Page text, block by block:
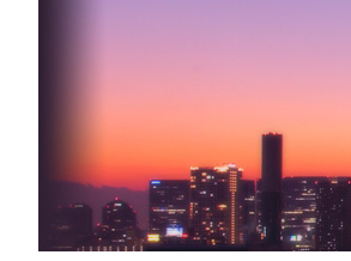
Zephyr